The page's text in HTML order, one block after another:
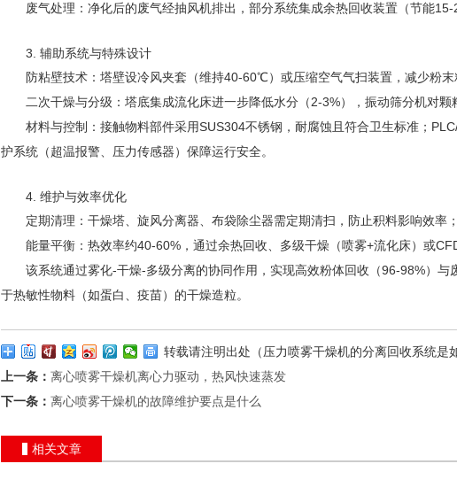
废气处理：净化后的废气经抽风机排出，部分系统集成余热回收装置（节能15-
3. 辅助系统与特殊设计
防粘壁技术：塔壁设冷风夹套（维持40-60℃）或压缩空气气扫装置，减少粉末
二次干燥与分级：塔底集成流化床进一步降低水分（2-3%），振动筛分机对颗
材料与控制：接触物料部件采用SUS304不锈钢，耐腐蚀且符合卫生标准；
护系统（超温报警、压力传感器）保障运行安全。
4. 维护与效率优化
定期清理：干燥塔、旋风分离器、布袋除尘器需定期清扫，防止积料影响效率
能量平衡：热效率约40-60%，通过余热回收、多级干燥（喷雾+流化床）或
该系统通过雾化-干燥-多级分离的协同作用，实现高效粉体回收（96-98%）与
于热敏性物料（如蛋白、疫苗）的干燥造粒。
转载请注明出处（压力喷雾干燥机的分离回收系统是
上一条： 离心喷雾干燥机离心力驱动，热风快速蒸发
下一条： 离心喷雾干燥机的故障维护要点是什么
相关文章